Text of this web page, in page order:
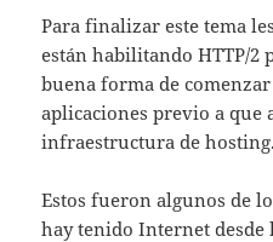
Para finalizar este tema
están habilitando HTTP/2
buena forma de
aplicaciones previo a que
infraestructura de hosting.
Estos fueron algunos de
hay tenido Internet desde